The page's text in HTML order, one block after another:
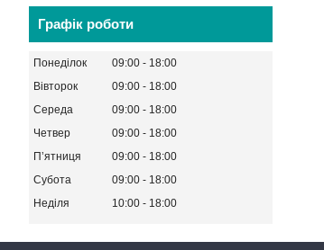
Графік роботи
Понеділок 09:00
18:00
Вівторок
09:00
18:00
Середа
09:00
18:00
Четвер
09:00
18:00
Пʼятниця
09:00
18:00
Субота
09:00
18:00
Неділя
10:00 18:00